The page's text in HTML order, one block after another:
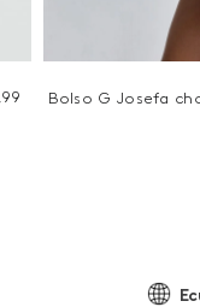
99 Bolso G Josefa